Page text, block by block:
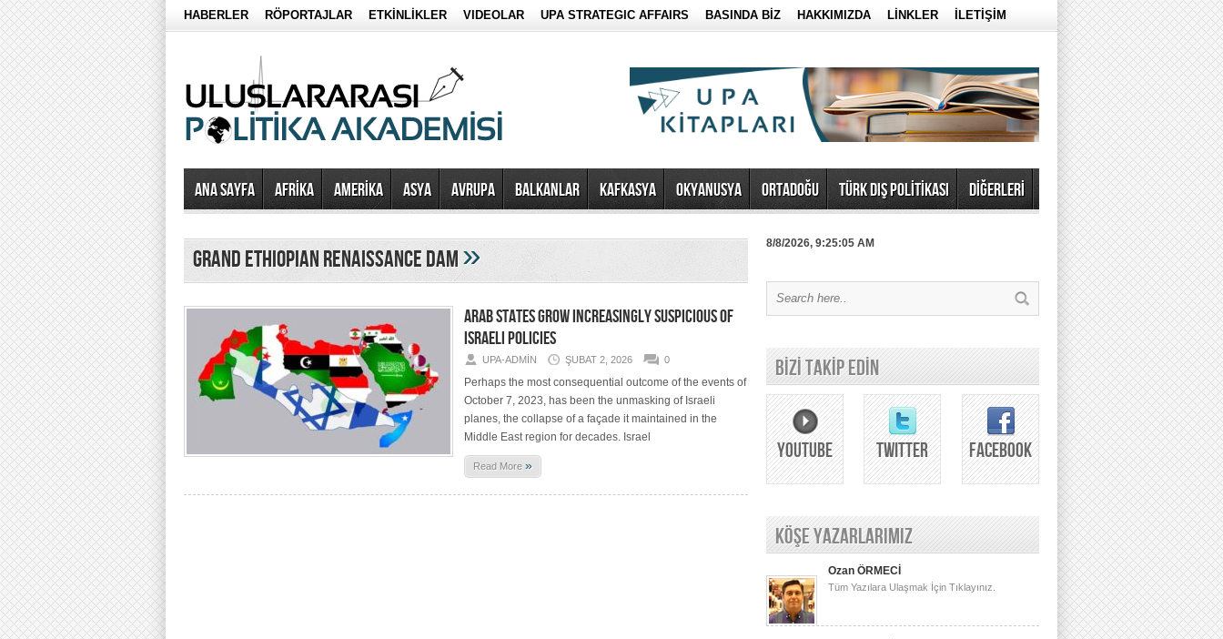
HABERLER RÖPORTAJLAR ETKİNLİKLER VIDEOLAR UPA STRATEGIC AFFAIRS BASINDA BİZ HAKKIMIZDA LİNKLER İLETİŞİM
Ana Sayfa AFRİKA AMERİKA ASYA AVRUPA BALKANLAR KAFKASYA OKYANUSYA ORTADOĞU TÜRK DIŞ POLİTİKASI DİĞERLERİ
Grand Ethiopian Renaissance Dam»
ARAB STATES GROW INCREASINGLY SUSPICIOUS OF
ISRAELI POLICIES
UPA-ADMIN ŞUBAT 2, 2026 0
Perhaps the most consequential outcome of the events of
October 7, 2023, has been the unmasking of Israeli
planes, the collapse of a façade it maintained in the
Middle East region for decades. Israel
Read More »
8/8/2026, 9:25:05 AM
BİZİ TAKİP EDİN
YOUTUBE TWITTER FACEBOOK
KÖŞE YAZARLARIMIZ
Ozan ÖRMECİ
Tüm Yazılara Ulaşmak İçin Tıklayınız.